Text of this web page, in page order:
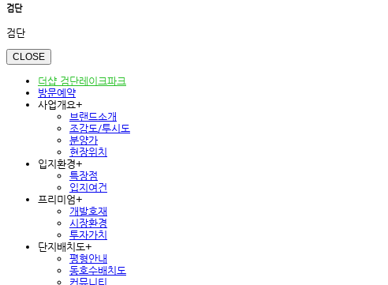
검단
검단
CLOSE
더샵 검단레이크파크
방문예약
사업개요+
브랜드소개
조감도/투시도
분양가
현장위치
입지환경+
특장점
입지여건
프리미엄+
개발호재
시장환경
투자가치
단지배치도+
평형안내
동호수배치도
커뮤니티